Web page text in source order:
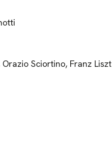
Sciortino, Franz Liszt